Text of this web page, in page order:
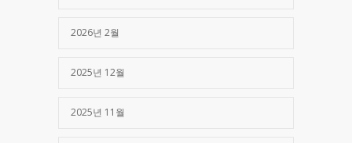
2026년 2월
2025년 12월
2025년 11월